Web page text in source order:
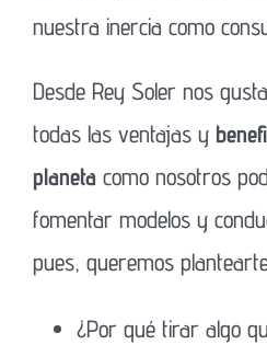
nuestra inercia como
Desde Rey Soler nos
todas las ventajas y
planeta como nosotros
fomentar modelos y
pues, queremos
¿Por qué tirar algo